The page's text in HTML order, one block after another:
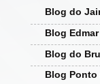
Blog do
Blog
Blog do
Blog Ponto